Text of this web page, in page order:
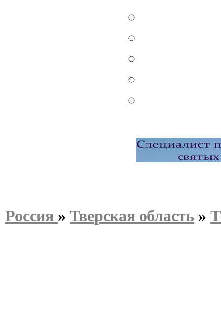
Россия » Тверская область »